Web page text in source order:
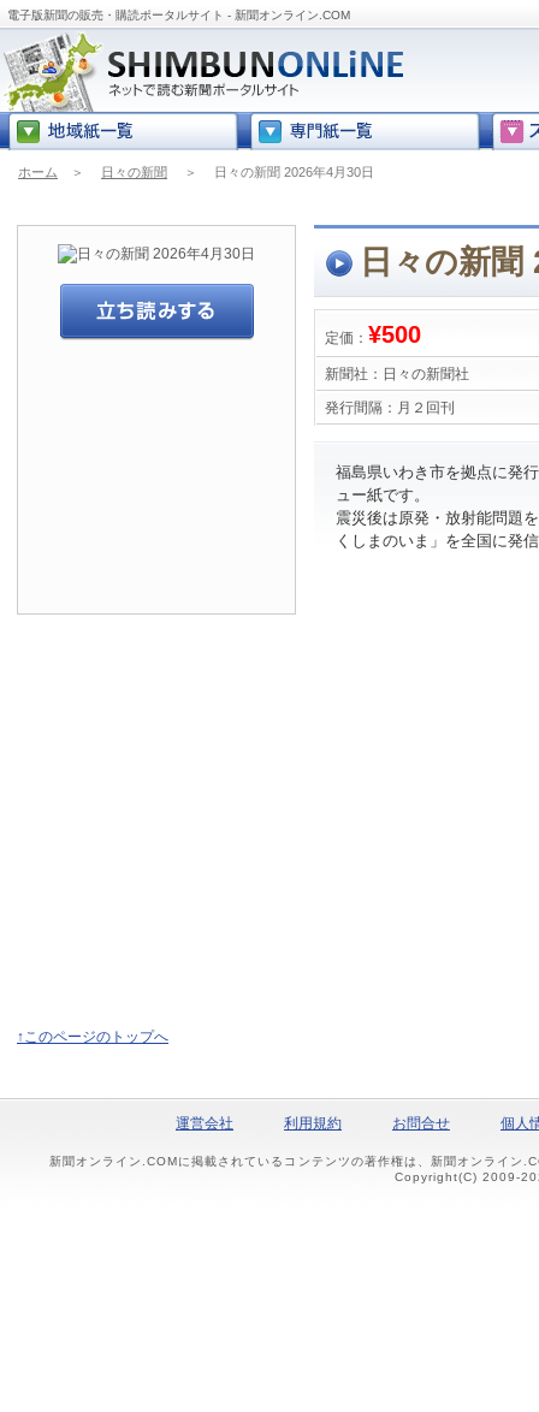
電子版新聞の販売・購読ポータルサイト - 新聞オンライン.COM
ホーム ＞ 日々の新聞 ＞ 日々の新聞 2026年4月30日
日々の新聞
定価： ¥500
新聞社： 日々の新聞社
発行間隔： 月２回刊
福島県いわき市を拠点に発
ュー紙です。
震災後は原発・放射能問題
くしまのいま」を全国に発
↑このページのトップへ
運営会社 利用規約 お問合せ 個人
新聞オンライン.COMに掲載されているコンテンツの著作権は、新聞オンライン
Copyright(C) 2009-